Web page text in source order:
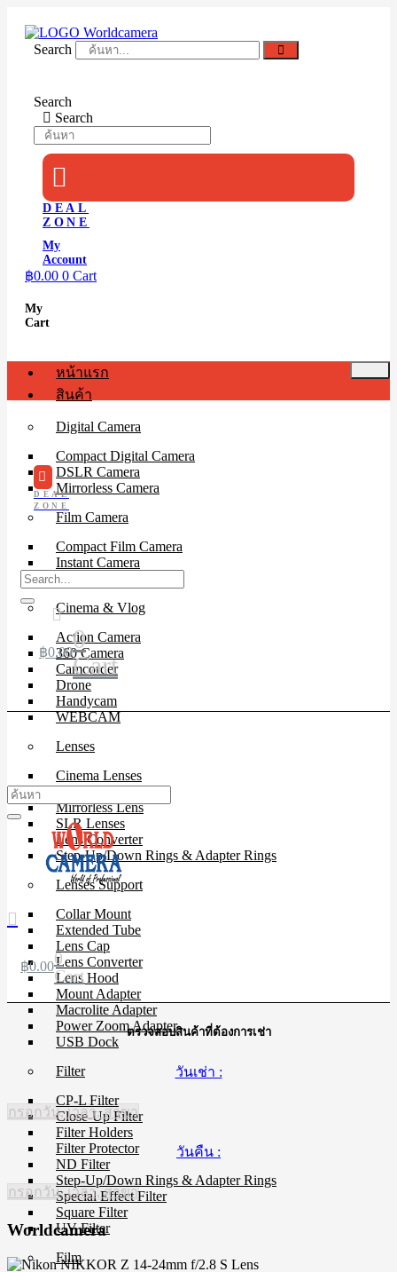
contentSearch
Search
Search
DEAL
ZONE
My
Account
฿0.00 0 Cart
My
Cart
หน้าแรก
สินค้า
Digital Camera
Compact Digital Camera
DSLR Camera
Mirrorless Camera
Film Camera
Compact Film Camera
Instant Camera
SLR Camera
Cinema & Vlog
Action Camera
360 Camera
Camcorder
Drone
Handycam
WEBCAM
Lenses
Cinema Lenses
DSLR Lens
Mirrorless Lens
SLR Lenses
Lens Converter
Step-Up/Down Rings & Adapter Rings
Lenses Support
Collar Mount
Extended Tube
Lens Cap
Lens Converter
Lens Hood
Mount Adapter
Macrolite Adapter
Power Zoom Adapter
USB Dock
Filter
CP-L Filter
Close-Up Filter
Filter Holders
Filter Protector
ND Filter
Step-Up/Down Rings & Adapter Rings
Special Effect Filter
Square Filter
UV Filter
Film
DEAL
ZONE
฿0.000
Cart
฿0.000
Cart
ตรวจสอบสินค้าที่ต้องการเช่า
วันเช่า :
กรอกวัน, เวลา, สาขา
วันคืน :
กรอกวัน, เวลา, สาขา
Worldcamera